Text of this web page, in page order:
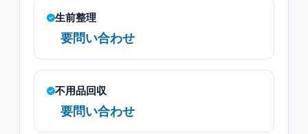
生前整理
要問い合わせ
不用品回収
要問い合わせ